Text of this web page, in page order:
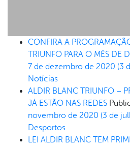
CONFIRA A
TRIUNFO PARA O MÊS DE
7 de dezembro de 2020 (3
Notícias
ALDIR BLANC TRIUNFO –
JÁ ESTÃO NAS REDES
novembro de 2020 (3 de
Desportos
LEI ALDIR BLANC TEM